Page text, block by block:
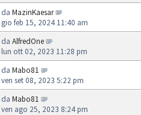
da MazinKaesar
gio feb 15, 2024 11:40 am
da AlfredOne
lun ott 02, 2023 11:28 pm
da Mabo81
ven set 08, 2023 5:22 pm
da Mabo81
ven ago 25, 2023 8:24 pm